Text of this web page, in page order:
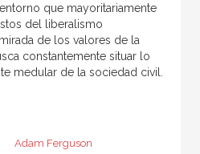
que mayoritariamente
del liberalismo
de los valores de la
constantemente situar lo
medular de la sociedad civil.
Adam Ferguson